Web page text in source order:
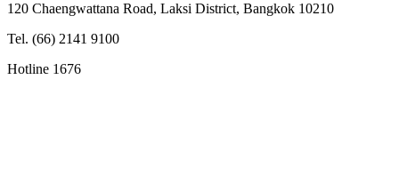
120 Chaengwattana Road, Laksi District, Bangkok 10210
Tel. (66) 2141 9100
Hotline 1676